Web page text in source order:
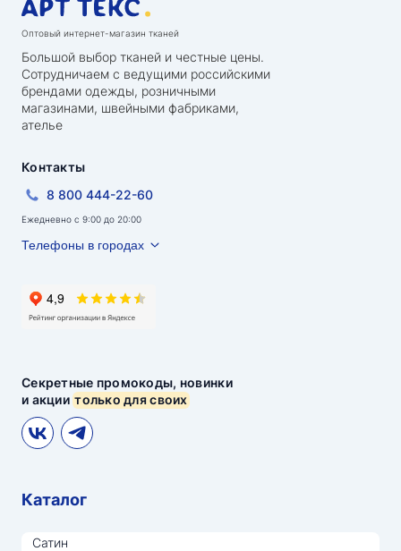
Оптовый интернет-магазин тканей
Большой выбор тканей и честные цены.
Сотрудничаем с ведущими российскими
брендами одежды, розничными
магазинами, швейными фабриками,
ателье
Секретные промокоды, новинки
и акциитолько для своих
Контакты
8 800 444-22-60
Ежедневно с 9:00 до 20:00
Телефоны в городах
Каталог
Сатин